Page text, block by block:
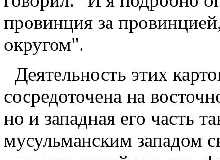
провинция за
округом".
Деятельность этих
сосредоточена на
но и западная его часть
мусульманским западом